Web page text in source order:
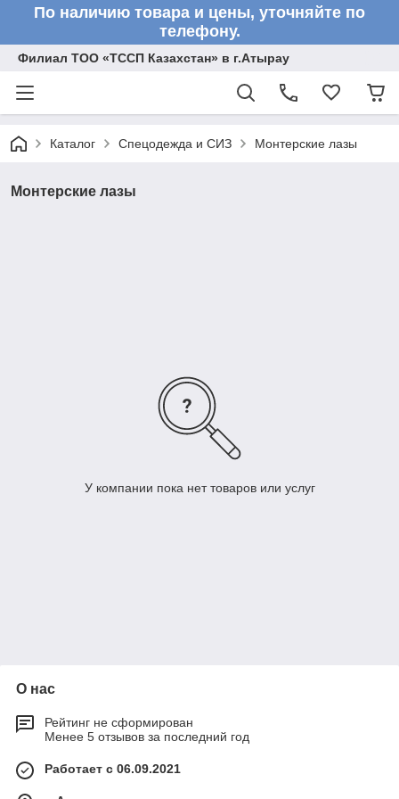
По наличию товара и цены, уточняйте по
телефону.
Филиал ТОО «ТССП Казахстан» в г.Атырау
Каталог Спецодежда и СИЗ Монтерские лазы
Монтерские лазы
У компании пока нет товаров или услуг
О нас
Рейтинг не сформирован
Менее 5 отзывов за последний год
Работает с 06.09.2021